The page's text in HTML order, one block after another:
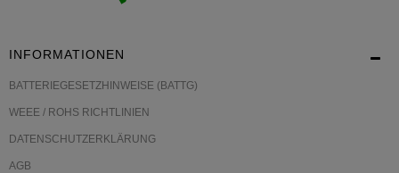
INFORMATIONEN
BATTERIEGESETZHINWEISE (BATTG)
WEEE / ROHS RICHTLINIEN
DATENSCHUTZERKLÄRUNG
AGB